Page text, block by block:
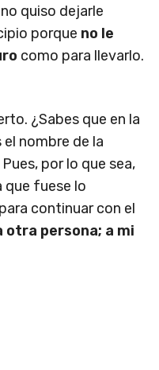
quiso dejarle
porque no le
como para llevarlo.
¿Sabes que en la
nombre de la
por lo que sea,
que fuese lo
continuar con el
otra persona; a mi